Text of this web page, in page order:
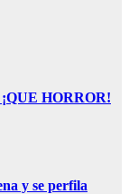
HORROR!
y se perfila